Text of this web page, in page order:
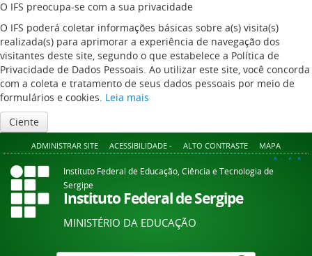
O IFS preocupa-se com a sua privacidade
O IFS poderá coletar informações básicas sobre a(s) visita(s)
realizada(s) para aprimorar a experiência de navegação dos
visitantes deste site, segundo o que estabelece a Política de
Privacidade de Dados Pessoais. Ao utilizar este site, você concorda
com a coleta e tratamento de seus dados pessoais por meio de
formulários e cookies. Leia mais
Ciente
ADMINISTRAR SITE ACESSIBILIDADE - ALTO CONTRASTE MAPA
A+ A A-
Instituto Federal de Educação, Ciência e Tecnologia de
Sergipe
Instituto Federal de Sergipe
MINISTÉRIO DA EDUCAÇÃO